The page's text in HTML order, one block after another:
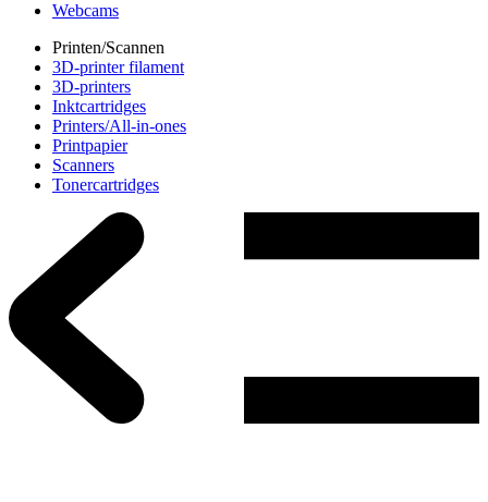
Webcams
Printen/Scannen
3D-printer filament
3D-printers
Inktcartridges
Printers/All-in-ones
Printpapier
Scanners
Tonercartridges